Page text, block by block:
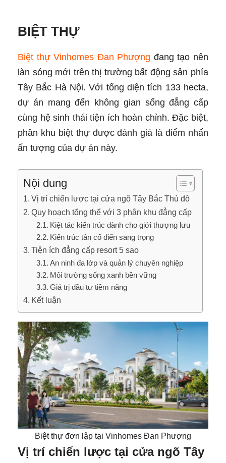
BIỆT THỰ
Biệt thự Vinhomes Đan Phượng đang tạo nên
làn sóng mới trên thị trường bất động sản phía
Tây Bắc Hà Nội. Với tổng diện tích 133 hecta,
dự án mang đến không gian sống đẳng cấp
cùng hệ sinh thái tiện ích hoàn chỉnh. Đặc biệt,
phân khu biệt thự được đánh giá là điểm nhấn
ấn tượng của dự án này.
Nội dung
Vị trí chiến lược tại cửa ngõ Tây Bắc Thủ đô
Quy hoạch tổng thể với 3 phân khu đẳng cấp
Kiệt tác kiến trúc dành cho giới thượng lưu
Kiến trúc tân cổ điển sang trọng
Tiện ích đẳng cấp resort 5 sao
An ninh đa lớp và quản lý chuyên nghiệp
Môi trường sống xanh bền vững
Giá trị đầu tư tiềm năng
Kết luận
Biệt thự đơn lập tại Vinhomes Đan Phượng
Vị trí chiến lược tại cửa ngõ Tây